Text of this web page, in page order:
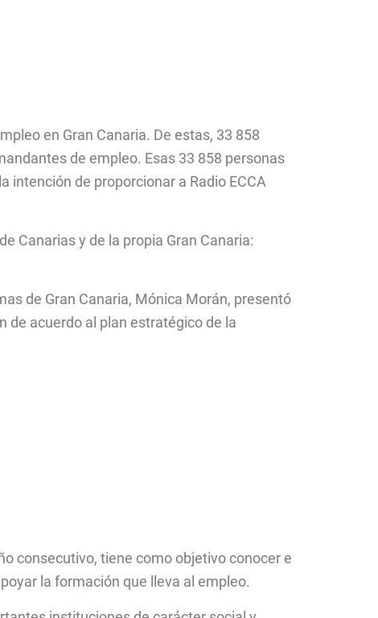
en Gran Canaria. De estas, 33 858
de empleo. Esas 33 858 personas
intención de proporcionar a Radio ECCA
Canarias y de la propia Gran Canaria:
de Gran Canaria, Mónica Morán, presentó
de acuerdo al plan estratégico de la
consecutivo, tiene como objetivo conocer e
la formación que lleva al empleo.